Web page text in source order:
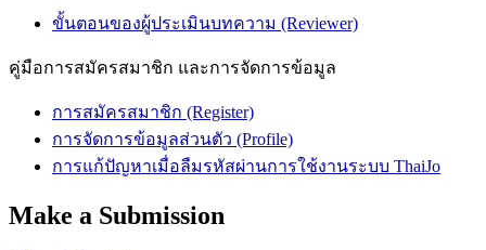
ขั้นตอนของผู้ประเมินบทความ (Reviewer)
คู่มือการสมัครสมาชิก และการจัดการข้อมูล
การสมัครสมาชิก (Register)
การจัดการข้อมูลส่วนตัว (Profile)
การแก้ปัญหาเมื่อลืมรหัสผ่านการใช้งานระบบ ThaiJo
Make a Submission